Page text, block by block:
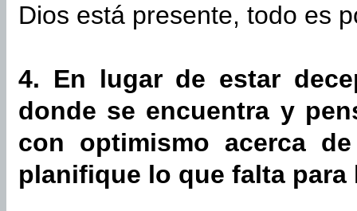
Dios está presente, todo es
4. En lugar de estar
donde se encuentra y
con optimismo acerca
planifique lo que falta para